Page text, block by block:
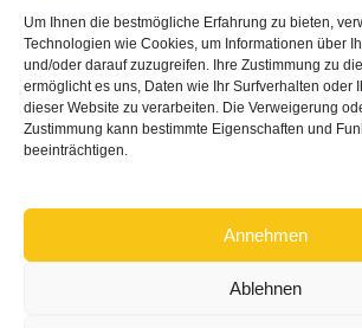
Um Ihnen die bestmögliche Erfahrung zu bieten,
Technologien wie Cookies, um Informationen über
und/oder darauf zuzugreifen. Ihre Zustimmung zu
ermöglicht es uns, Daten wie Ihr Surfverhalten oder
dieser Website zu verarbeiten. Die Verweigerung
Zustimmung kann bestimmte Eigenschaften und
beeinträchtigen.
Annehmen
Ablehnen
Unsere marken
Minka
d'OPERA
Rintal
Wichtige
AGB -
Datenschutz